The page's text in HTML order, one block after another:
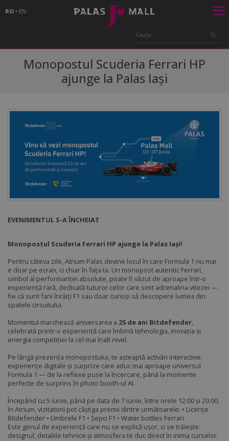
RO • EN
Monopostul Scuderia Ferrari HP
ajunge la Palas Iași
EVENIMENTUL S-A ÎNCHEIAT
Monopostul Scuderia Ferrari HP ajunge la Palas Iași!
Pentru câteva zile, Atrium Palas devine locul în care Formula 1 nu mai
e doar pe ecran, ci chiar în fața ta. Un monopost autentic Ferrari,
simbol al performanței absolute, poate fi văzut de aproape într-o
experiență rară, dedicată tuturor celor care simt adrenalina vitezei —
fie că sunt fani înrăiți F1 sau doar curioși să descopere lumea din
spatele circuitului.
Momentul marchează aniversarea a 25 de ani Bitdefender,
celebrată printr-o experiență care îmbină tehnologia, inovația și
energia competiției la cel mai înalt nivel.
Pe lângă prezența monopostului, te așteaptă activări interactive,
experiențe digitale și surprize care aduc mai aproape universul
Formula 1 — de la reflexe puse la încercare, până la momente
perfecte de surprins în photo booth-ul AI.
Începând cu 5 iunie, până pe data de 7 iunie, între orele 12:00 și 20:00,
în Atrium, vizitatorii pot câștiga premii dintre următoarele: • Licențe
Bitdefender • Umbrele F1 • Șepci F1 • Water bottles Ferrari
Este genul de experiență care nu se explică ușor, ci se trăiește:
designul, detaliile tehnice și atmosfera te duc direct în inima curselor.